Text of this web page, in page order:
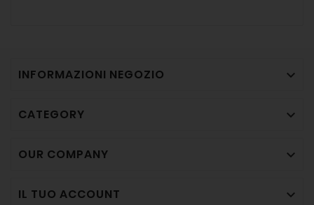
INFORMAZIONI NEGOZIO 
CATEGORY 
OUR COMPANY 
IL TUO ACCOUNT 